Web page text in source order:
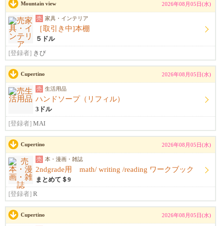
Mountain view 2026年08月05日(水)
売 家具・インテリア
［取引き中]本棚
５ドル
[登録者] きび
Cupertino 2026年08月05日(水)
売 生活用品
ハンドソープ（リフィル）
3ドル
[登録者] MAI
Cupertino 2026年08月05日(水)
売 本・漫画・雑誌
2ndgrade用 math/ writing /reading ワークブック
まとめて＄9
[登録者] R
Cupertino 2026年08月05日(水)